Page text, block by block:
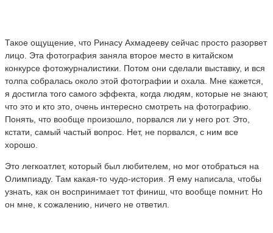
Такое ощущение, что Ринасу Ахмадееву сейчас просто разорвет
лицо. Эта фотография заняла второе место в китайском
конкурсе фотожурналистики. Потом они сделали выставку, и вся
толпа собралась около этой фотографии и охала. Мне кажется,
я достигла того самого эффекта, когда людям, которые не знают,
что это и кто это, очень интересно смотреть на фотографию.
Понять, что вообще произошло, порвался ли у него рот. Это,
кстати, самый частый вопрос. Нет, не порвался, с ним все
хорошо.
Это легкоатлет, который был любителем, но мог отобраться на
Олимпиаду. Там какая-то чудо-история. Я ему написала, чтобы
узнать, как он воспринимает тот финиш, что вообще помнит. Но
он мне, к сожалению, ничего не ответил.